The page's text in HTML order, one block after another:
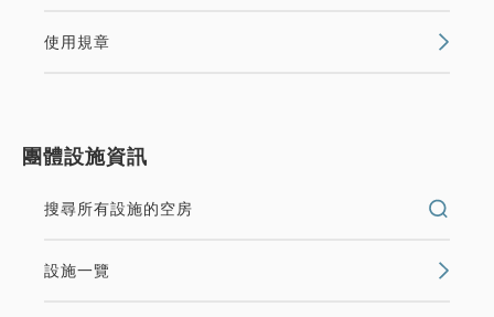
使用規章
團體設施資訊
搜尋所有設施的空房
設施一覽